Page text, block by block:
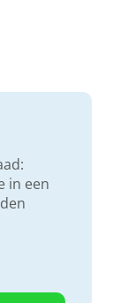
in een